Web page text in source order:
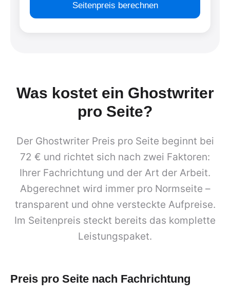
Seitenpreis berechnen
Was kostet ein Ghostwriter
pro Seite?
Der Ghostwriter Preis pro Seite beginnt bei
72 € und richtet sich nach zwei Faktoren:
Ihrer Fachrichtung und der Art der Arbeit.
Abgerechnet wird immer pro Normseite –
transparent und ohne versteckte Aufpreise.
Im Seitenpreis steckt bereits das komplette
Leistungspaket.
Preis pro Seite nach Fachrichtung